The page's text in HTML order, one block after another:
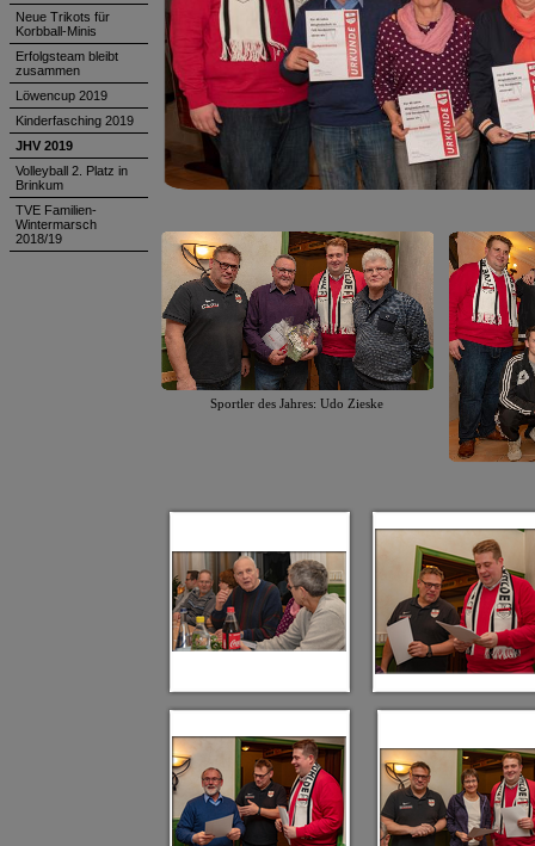
Sportler des Jahres: Udo Zieske
Neue Trikots für
Korbball-Minis
Erfolgsteam bleibt
zusammen
Löwencup 2019
Kinderfasching 2019
JHV 2019
Volleyball 2. Platz in
Brinkum
TVE Familien-
Wintermarsch
2018/19